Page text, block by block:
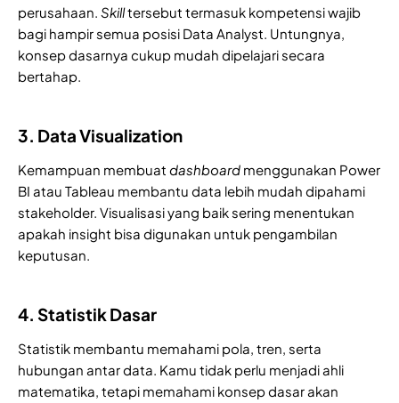
perusahaan. Skilltersebut termasuk kompetensi wajib
bagi hampir semua posisi Data Analyst. Untungnya,
konsep dasarnya cukup mudah dipelajari secara
bertahap.
3. Data Visualization
Kemampuan membuat dashboard menggunakan Power
BI atau Tableau membantu data lebih mudah dipahami
stakeholder. Visualisasi yang baik sering menentukan
apakah insight bisa digunakan untuk pengambilan
keputusan.
4. Statistik Dasar
Statistik membantu memahami pola, tren, serta
hubungan antar data. Kamu tidak perlu menjadi ahli
matematika, tetapi memahami konsep dasar akan